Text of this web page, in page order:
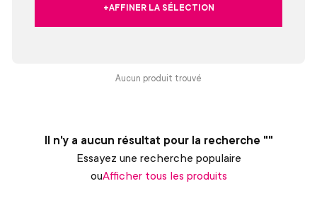
+AFFINER LA SÉLECTION
Aucun produit trouvé
Il n'y a aucun résultat pour la recherche ""
Essayez une recherche populaire
ouAfficher tous les produits